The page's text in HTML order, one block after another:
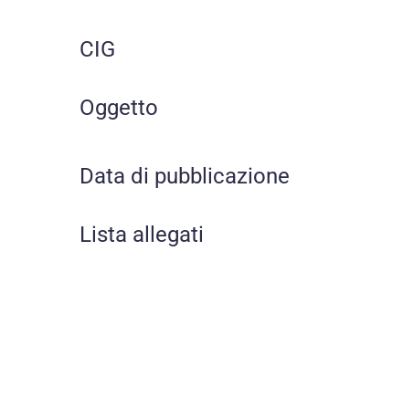
CIG
Oggetto
Data di pubblicazione
Lista allegati